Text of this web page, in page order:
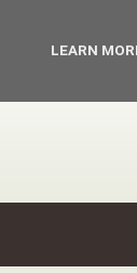
LEARN